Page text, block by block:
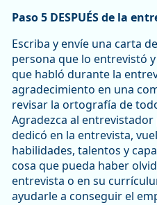
Paso 5 DESPUÉS de la
Escriba y envíe una carta
persona que lo entrevistó
que habló durante la
agradecimiento en una
revisar la ortografía de
Agradezca al
dedicó en la entrevista,
habilidades, talentos y
cosa que pueda haber
entrevista o en su
ayudarle a conseguir el